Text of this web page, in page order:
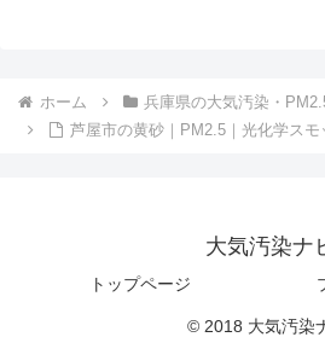
ホーム
兵庫県の大気汚染・
芦屋市の黄砂｜PM2.5｜光化学スモ
大気汚染ナ
トップページ
© 2018 大気汚染